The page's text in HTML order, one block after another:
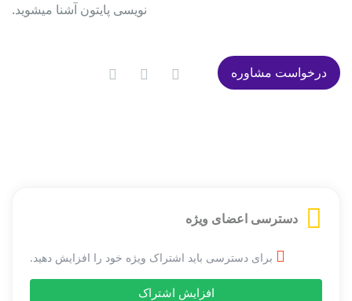
نویسی پایتون آشنا میشوید.
درخواست مشاوره
دسترسی اعضای ویژه
برای دسترسی باید اشتراک ویژه خود را افزایش دهید.
افزایش اشتراک